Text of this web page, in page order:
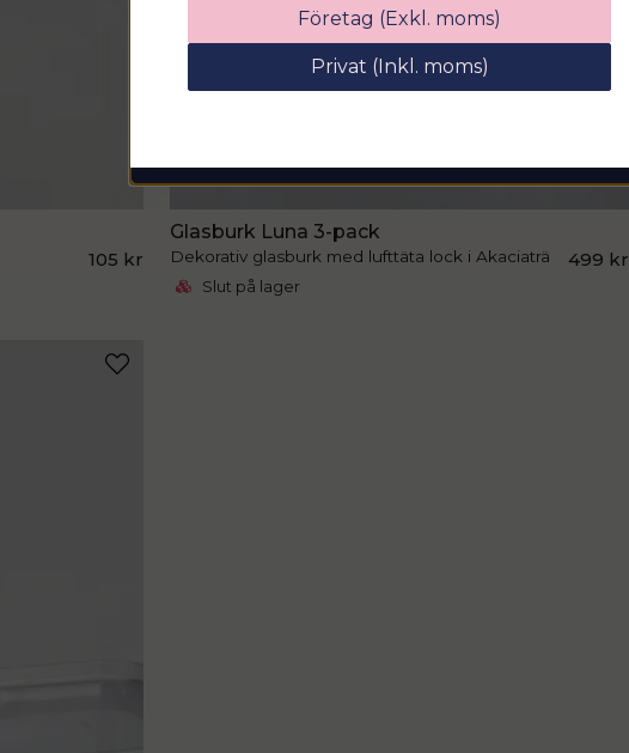
105 kr
Glasburk Luna 3-pack
Dekorativ glasburk med lufttäta lock i Akaciaträ 499 kr
Slut på lager
Ange din e-postadress nedan för att få en
rabattkod på hela ditt köp
email
Företag (Exkl. moms)
Privat (Inkl. moms)